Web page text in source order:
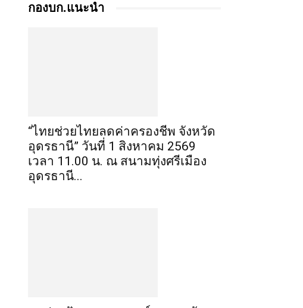
กองบก.แนะนำ
“ไทยช่วยไทยลดค่าครองชีพ จังหวัด
อุดรธานี” วันที่ 1 สิงหาคม 2569
เวลา 11.00 น. ณ สนามทุ่งศรีเมือง
อุดรธานี...